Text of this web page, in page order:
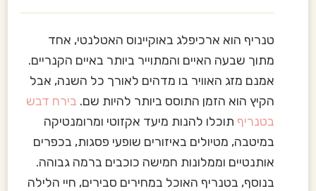
טנריף הוא ארכיפלג באוקיינוס האטלנטי, אחד
מתוך שבעה האיים והמתוייר ביותר באיים הקנריים.
אמנם מזג האוויר בו מדהים לאורך כל השנה, אבל
הקיץ הוא הזמן התוסס ביותר להיות שם. בירח דבש
בטנריף תוכלו להנות מיעד אקזוטי ומרומנטיקה
במיטבה, מטיולים באיזורים שופעי פסגות, בכפרים
אותנטיים וממלונות חמישה כוכבים ברמה גבוהה.
בנוסף, בטנריף האוכל במחירים סבירים, חיי הלילה